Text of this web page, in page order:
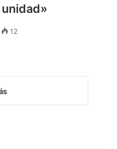
12